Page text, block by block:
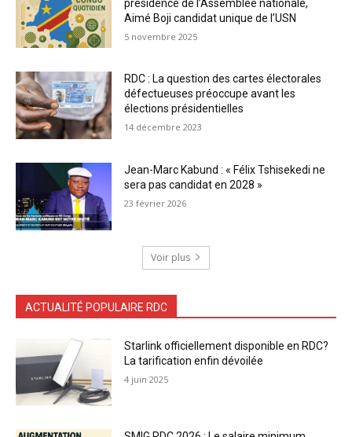
présidence de l’Assemblée nationale,
Aimé Boji candidat unique de l’USN
5 novembre 2025
RDC : La question des cartes électorales
défectueuses préoccupe avant les
élections présidentielles
14 décembre 2023
Jean-Marc Kabund : « Félix Tshisekedi ne
sera pas candidat en 2028 »
23 février 2026
Voir plus
ACTUALITÉ POPULAIRE RDC
Starlink officiellement disponible en RDC?
La tarification enfin dévoilée
4 juin 2025